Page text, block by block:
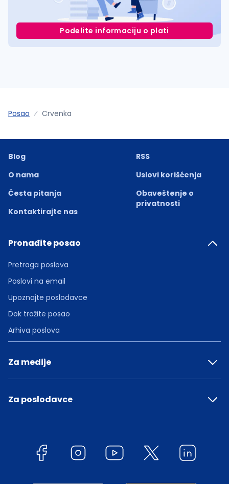
Podelite informaciju o plati
Posao Crvenka
Blog
O nama
Česta pitanja
Kontaktirajte nas
RSS
Uslovi korišćenja
Obaveštenje o
privatnosti
Pronađite posao
Pretraga poslova
Poslovi na email
Upoznajte poslodavce
Dok tražite posao
Arhiva poslova
Za medije
Za poslodavce